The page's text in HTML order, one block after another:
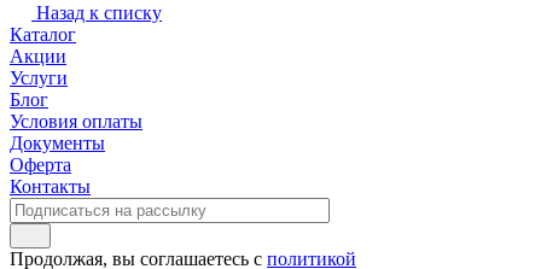
Назад к списку
Каталог
Акции
Услуги
Блог
Условия оплаты
Документы
Оферта
Контакты
Продолжая, вы соглашаетесь с политикой